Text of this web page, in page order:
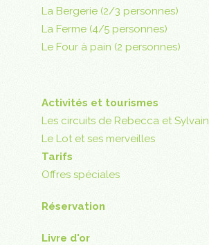
La Bergerie (2/3 personnes)
La Ferme (4/5 personnes)
Le Four à pain (2 personnes)
Activités et tourismes
Les circuits de Rebecca et Sylvain
Le Lot et ses merveilles
Tarifs
Offres spéciales
Réservation
Livre d'or